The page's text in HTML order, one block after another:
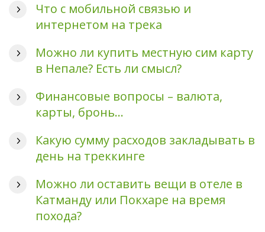
Что с мобильной связью и
интернетом на трека
Можно ли купить местную сим карту
в Непале? Есть ли смысл?
Финансовые вопросы – валюта,
карты, бронь…
Какую сумму расходов закладывать в
день на треккинге
Можно ли оставить вещи в отеле в
Катманду или Покхаре на время
похода?